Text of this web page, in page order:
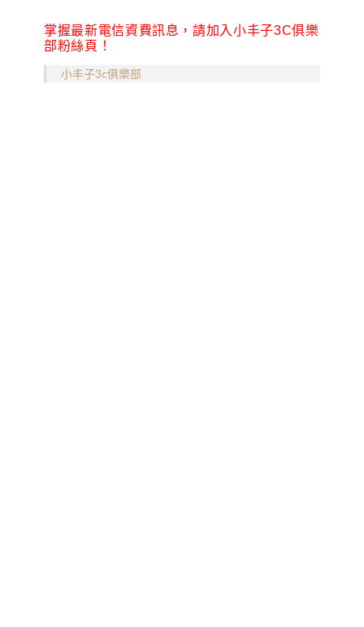
掌握最新電信資費訊息，請加入小丰子3C俱樂
部粉絲頁！
小丰子3c俱樂部